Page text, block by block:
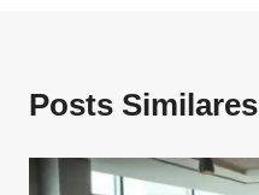
Posts Similares